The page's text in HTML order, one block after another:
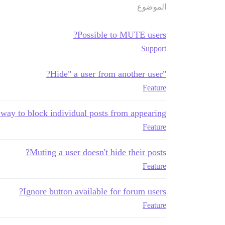
الموضوع
Possible to MUTE users?
Support
"Hide" a user from another user?
Feature
to block individual posts from appearing
Feature
Muting a user doesn't hide their posts?
Feature
Ignore button available for forum users?
Feature